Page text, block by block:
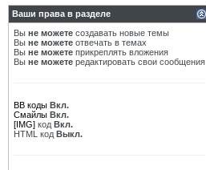
Ваши права в разделе
Вы не можете создавать новые темы
Вы не можете отвечать в темах
Вы не можете прикреплять вложения
Вы не можете редактировать свои сообщения
BB коды Вкл.
Смайлы Вкл.
[IMG] код Вкл.
HTML код Выкл.